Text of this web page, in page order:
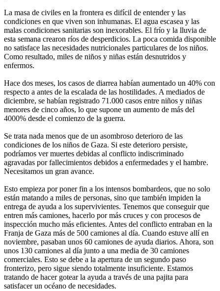
La masa de civiles en la frontera es difícil de entender y las
condiciones en que viven son inhumanas. El agua escasea y las
malas condiciones sanitarias son inexorables. El frío y la lluvia de
esta semana crearon ríos de desperdicios. La poca comida disponible
no satisface las necesidades nutricionales particulares de los niños.
Como resultado, miles de niños y niñas están desnutridos y
enfermos.
Hace dos meses, los casos de diarrea habían aumentado un 40% con
respecto a antes de la escalada de las hostilidades. A mediados de
diciembre, se habían registrado 71.000 casos entre niños y niñas
menores de cinco años, lo que supone un aumento de más del
4000% desde el comienzo de la guerra.
Se trata nada menos que de un asombroso deterioro de las
condiciones de los niños de Gaza. Si este deterioro persiste,
podríamos ver muertes debidas al conflicto indiscriminado
agravadas por fallecimientos debidos a enfermedades y el hambre.
Necesitamos un gran avance.
Esto empieza por poner fin a los intensos bombardeos, que no solo
están matando a miles de personas, sino que también impiden la
entrega de ayuda a los supervivientes. Tenemos que conseguir que
entren más camiones, hacerlo por más cruces y con procesos de
inspección mucho más eficientes. Antes del conflicto entraban en la
Franja de Gaza más de 500 camiones al día. Cuando estuve allí en
noviembre, pasaban unos 60 camiones de ayuda diarios. Ahora, son
unos 130 camiones al día junto a una media de 30 camiones
comerciales. Esto se debe a la apertura de un segundo paso
fronterizo, pero sigue siendo totalmente insuficiente. Estamos
tratando de hacer gotear la ayuda a través de una pajita para
satisfacer un océano de necesidades.